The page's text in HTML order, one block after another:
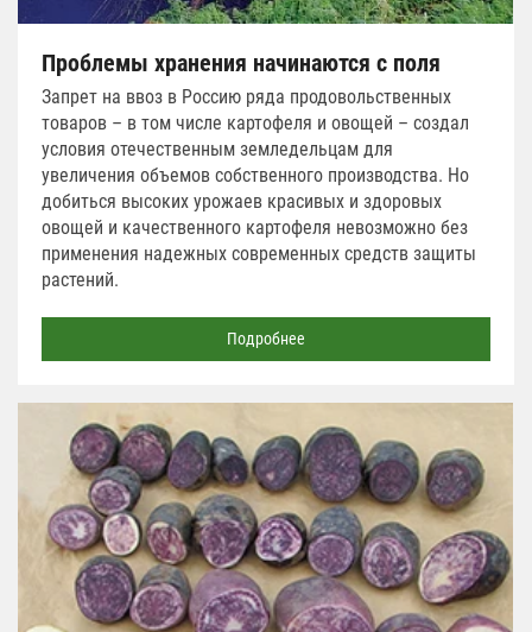
Проблемы хранения начинаются с поля
Запрет на ввоз в Россию ряда продовольственных
товаров – в том числе картофеля и овощей – создал
условия отечественным земледельцам для
увеличения объемов собственного производства. Но
добиться высоких урожаев красивых и здоровых
овощей и качественного картофеля невозможно без
применения надежных современных средств защиты
растений.
Подробнее